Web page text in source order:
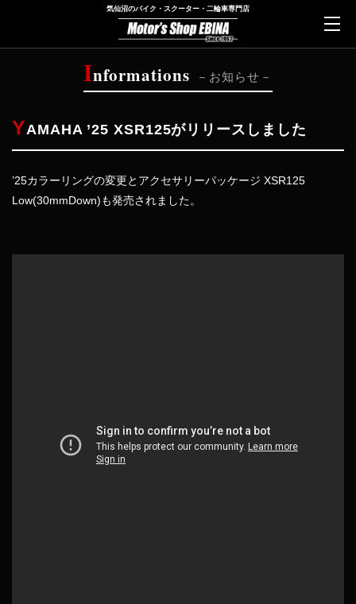
気仙沼のバイク・スクーター・二輪車専門店
Informations お知らせ
YAMAHA ’25 XSR125がリリースしました
’25カラーリングの変更と アクセサリーパッケージ XSR125
Low(30mmDown)も発売されました。